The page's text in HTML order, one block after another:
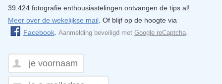
39.424 fotografie enthousiastelingen ontvangen de tips al!
Meer over de wekelijkse mail. Of blijf op de hoogte via
Facebook. Aanmelding beveiligd met Google reCaptcha.